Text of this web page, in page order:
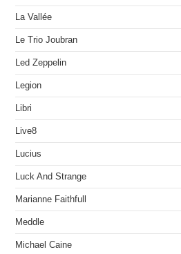
La Vallée
Le Trio Joubran
Led Zeppelin
Legion
Libri
Live8
Lucius
Luck And Strange
Marianne Faithfull
Meddle
Michael Caine